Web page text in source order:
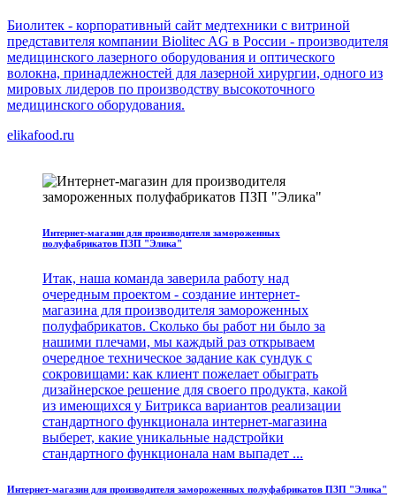
Биолитек - корпоративный сайт медтехники с витриной
представителя компании Biolitec AG в России - производителя
медицинского лазерного оборудования и оптического
волокна, принадлежностей для лазерной хирургии, одного из
мировых лидеров по производству высокоточного
медицинского оборудования.
elikafood.ru
Интернет-магазин для производителя замороженных
полуфабрикатов ПЗП "Элика"
Итак, наша команда заверила работу над
очередным проектом - создание интернет-
магазина для производителя замороженных
полуфабрикатов. Сколько бы работ ни было за
нашими плечами, мы каждый раз открываем
очередное техническое задание как сундук с
сокровищами: как клиент пожелает обыграть
дизайнерское решение для своего продукта, какой
из имеющихся у Битрикса вариантов реализации
стандартного функционала интернет-магазина
выберет, какие уникальные надстройки
стандартного функционала нам выпадет ...
Интернет-магазин для производителя замороженных полуфабрикатов ПЗП "Элика"